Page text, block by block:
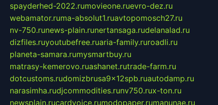
spayderhed-2022.rumovieone.ruevro-dez.ru
webamator.ruma-absolut1.ruavtopomosch27.ru
nv-750.runews-plain.runertansaga.rudelanalad.ru
dizfiles.ruyoutubefree.ruaria-family.ruroadli.ru
planeta-samara.rumysmartbuy.ru
matrasy-kemerovo.ruashanet.rutrade-farm.ru
dotcustoms.rudomizbrusa9x12spb.ruautodamp.ru
narasimha.rudjcommodities.runv750.rux-ton.ru
newsplain.rucardvoice.rumodopaper.rumanunae.ru